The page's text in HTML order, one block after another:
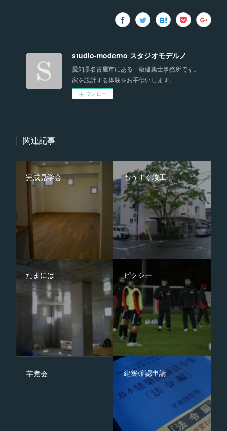
studio-moderno スタジオモデルノ
愛知県名古屋市にある一級建築士事務所です。
家を設計する体験をお手伝いします。
フォロー
関連記事
完成見学会 もうすぐ竣工
たまには ピクシー
芋煮会 建築確認申請